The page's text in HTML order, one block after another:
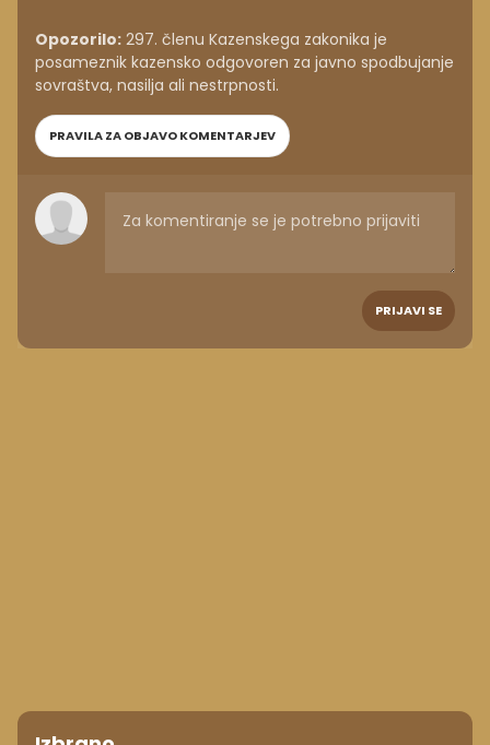
Opozorilo: 297. členu Kazenskega zakonika je
posameznik kazensko odgovoren za javno spodbujanje
sovraštva, nasilja ali nestrpnosti.
PRAVILA ZA OBJAVO KOMENTARJEV
PRIJAVI SE